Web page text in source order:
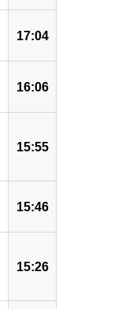
17:04
16:06
15:55
15:46
15:26